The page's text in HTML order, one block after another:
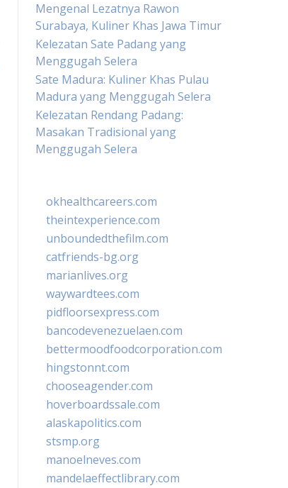
Mengenal Lezatnya Rawon
Surabaya, Kuliner Khas Jawa Timur
Kelezatan Sate Padang yang
Menggugah Selera
Sate Madura: Kuliner Khas Pulau
Madura yang Menggugah Selera
Kelezatan Rendang Padang:
Masakan Tradisional yang
Menggugah Selera
okhealthcareers.com
theintexperience.com
unboundedthefilm.com
catfriends-bg.org
marianlives.org
waywardtees.com
pidfloorsexpress.com
bancodevenezuelaen.com
bettermoodfoodcorporation.com
hingstonnt.com
chooseagender.com
hoverboardssale.com
alaskapolitics.com
stsmp.org
manoelneves.com
mandelaeffectlibrary.com